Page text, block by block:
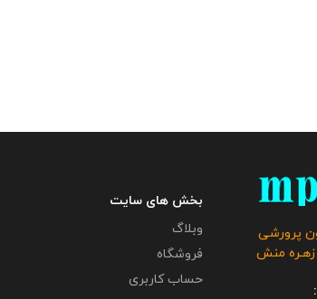
پرورشی
زهـره منش
بخش های سایت
وبلاگ
فروشگاه
حساب کاربری